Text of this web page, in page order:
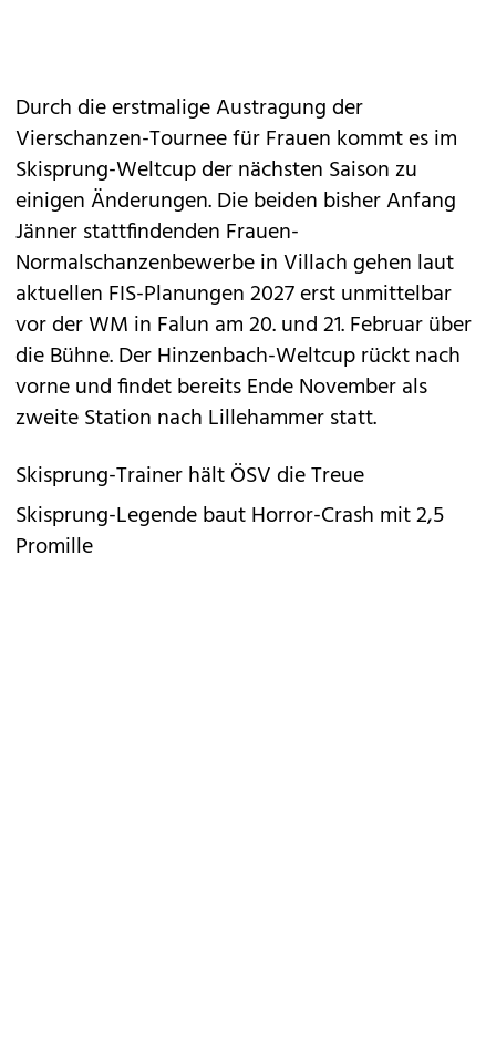
Durch die erstmalige Austragung der
Vierschanzen-Tournee für Frauen kommt es im
Skisprung-Weltcup der nächsten Saison zu
einigen Änderungen. Die beiden bisher Anfang
Jänner stattfindenden Frauen-
Normalschanzenbewerbe in Villach gehen laut
aktuellen FIS-Planungen 2027 erst unmittelbar
vor der WM in Falun am 20. und 21. Februar über
die Bühne. Der Hinzenbach-Weltcup rückt nach
vorne und findet bereits Ende November als
zweite Station nach Lillehammer statt.
Skisprung-Trainer hält ÖSV die Treue
Skisprung-Legende baut Horror-Crash mit 2,5
Promille